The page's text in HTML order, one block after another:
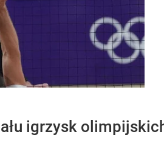
igrzysk